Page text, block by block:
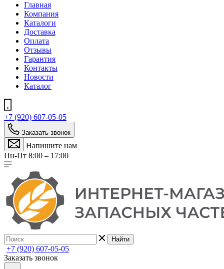
Главная
Компания
Каталоги
Доставка
Оплата
Отзывы
Гарантия
Контакты
Новости
Каталог
+7 (920) 607-05-05
Заказать звонок
Напишите нам
Пн-Пт 8:00 – 17:00
Найти
+7 (920) 607-05-05
Заказать звонок